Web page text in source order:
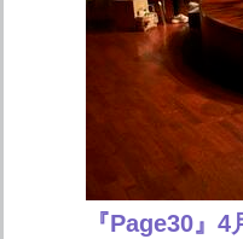
『Page30』